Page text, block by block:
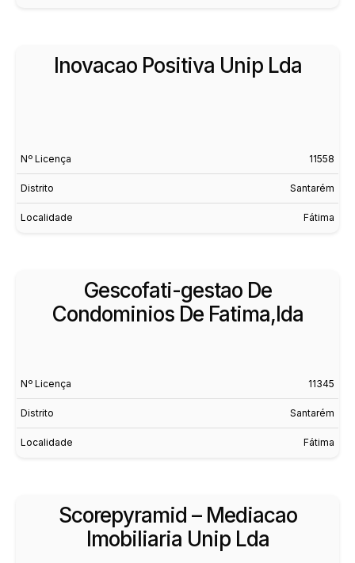
Inovacao Positiva Unip Lda
Nº Licença 11558
Distrito Santarém
Localidade Fátima
Gescofati-gestao De
Condominios De Fatima,lda
Nº Licença 11345
Distrito Santarém
Localidade Fátima
Scorepyramid – Mediacao
Imobiliaria Unip Lda